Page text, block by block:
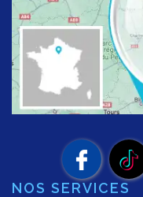
NOS SERVICES